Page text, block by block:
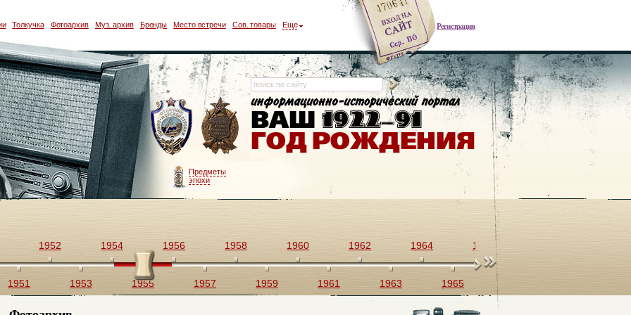
Регистрация
Толкучка Фотоархив Муз. архив Бренды Место встречи Сов. товары Еще
Предметы
эпохи
1951
1952
1953
1954
1955
1956
1957
1958
1959
1960
1961
1962
1963
1964
1965
1966